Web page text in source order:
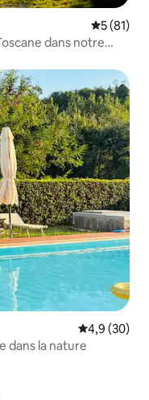
Note
5 (81)
dans notre
Note
4,9 (30)
dans la nature